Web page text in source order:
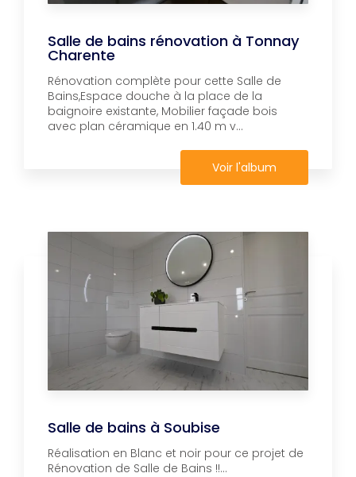
Salle de bains rénovation à Tonnay
Charente
Rénovation complète pour cette Salle de
Bains,Espace douche à la place de la
baignoire existante, Mobilier façade bois
avec plan céramique en 1.40 m v...
Voir l'album
Salle de bains à Soubise
Réalisation en Blanc et noir pour ce projet de
Rénovation de Salle de Bains !!...